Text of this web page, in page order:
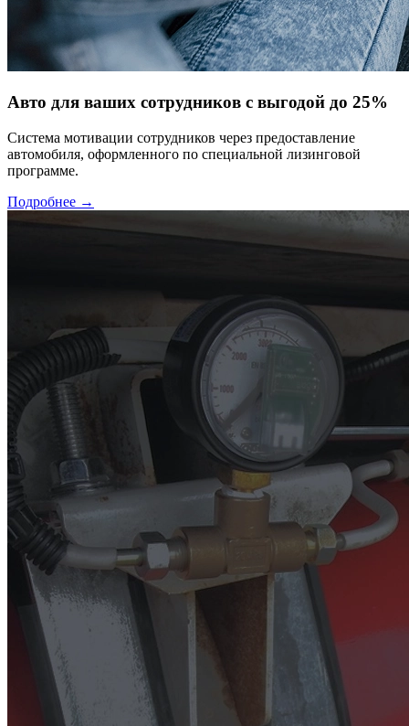
Авто для ваших сотрудников с выгодой до 25%
Система мотивации сотрудников через предоставление
автомобиля, оформленного по специальной лизинговой
программе.
Подробнее →